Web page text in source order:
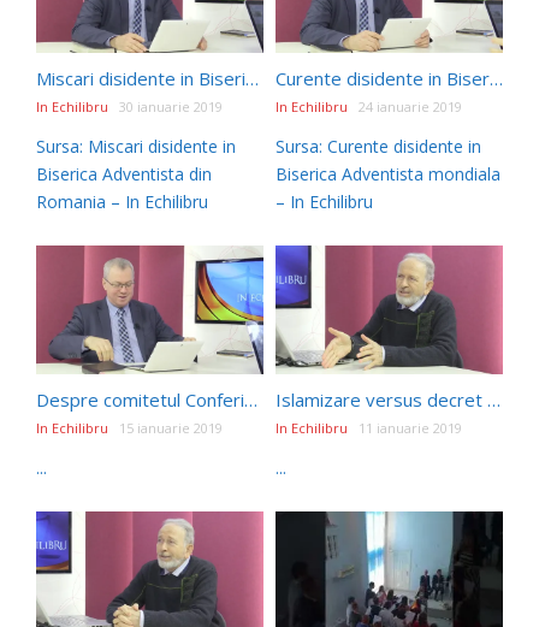
Miscari disidente in Biserica Adventista din Romania
In Echilibru 30 ianuarie 2019
Sursa: Miscari disidente in
Biserica Adventista din
Romania – In Echilibru
Curente disidente in Biserica Adventista mondiala
In Echilibru 24 ianuarie 2019
Sursa: Curente disidente in
Biserica Adventista mondiala
– In Echilibru
Despre comitetul Conferintei Generale Adventiste din toamna 2018
In Echilibru 15 ianuarie 2019
...
Islamizare versus decret duminical
In Echilibru 11 ianuarie 2019
...